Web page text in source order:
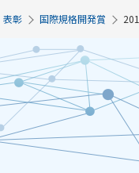
表彰 国際規格開発賞